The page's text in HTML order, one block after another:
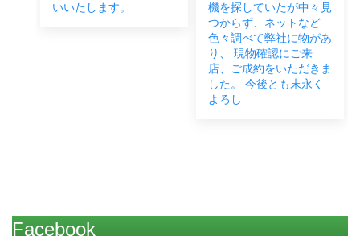
いいたします。
機を探していたが中々見
つからず、ネットなど
色々調べて弊社に物があ
り、 現物確認にご来
店、ご成約をいただきま
した。 今後とも末永く
よろし
Facebook